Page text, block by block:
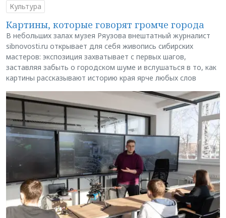
Культура
Картины, которые говорят громче города
В небольших залах музея Ряузова внештатный журналист
sibnovosti.ru открывает для себя живопись сибирских
мастеров: экспозиция захватывает с первых шагов,
заставляя забыть о городском шуме и вслушаться в то, как
картины рассказывают историю края ярче любых слов